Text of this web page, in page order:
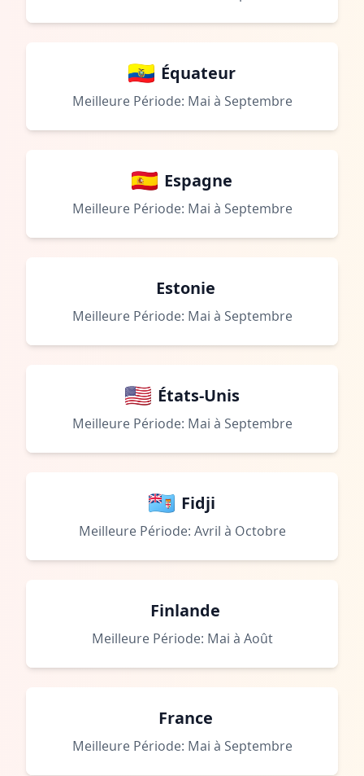
Équateur
Meilleure Période: Mai à Septembre
Espagne
Meilleure Période: Mai à Septembre
Estonie
Meilleure Période: Mai à Septembre
États-Unis
Meilleure Période: Mai à Septembre
Fidji
Meilleure Période: Avril à Octobre
Finlande
Meilleure Période: Mai à Août
France
Meilleure Période: Mai à Septembre